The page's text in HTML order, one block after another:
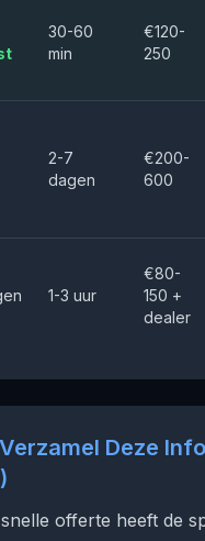
30-60
min
€120-
250
2-7
dagen
€200-
600
1-3 uur
€80-
150 +
dealer
Deze
offerte heeft de